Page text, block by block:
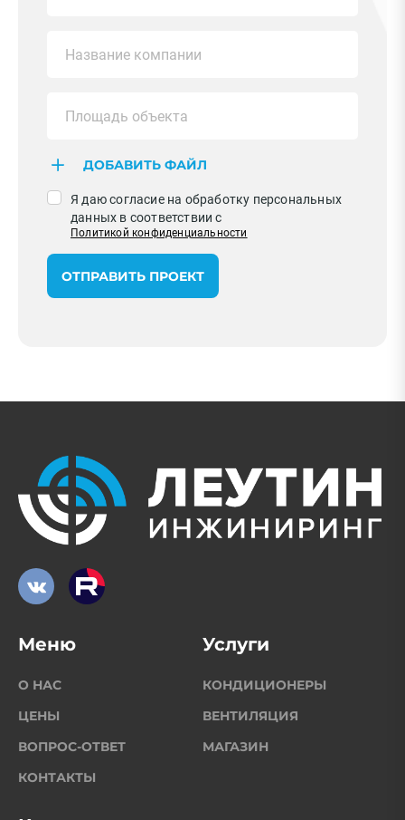
ДОБАВИТЬ ФАЙЛ
Я даю согласие на обработку персональных
данных в соответствии с
Политикой конфиденциальности
ОТПРАВИТЬ ПРОЕКТ
Меню
О НАС
ЦЕНЫ
ВОПРОС-ОТВЕТ
КОНТАКТЫ
Услуги
КОНДИЦИОНЕРЫ
ВЕНТИЛЯЦИЯ
МАГАЗИН